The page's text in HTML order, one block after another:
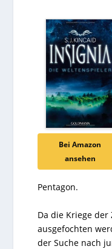
Bei Amazon
ansehen
Pentagon.
Da die Kriege
ausgefochten
der Suche nach